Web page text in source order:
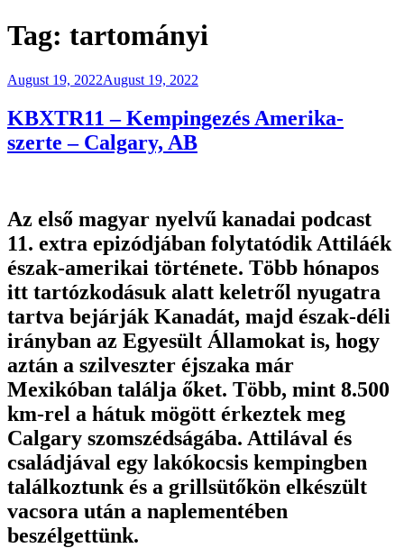
Tag: tartományi
Posted
August 19, 2022August 19, 2022
KBXTR11 – Kempingezés Amerika-
szerte – Calgary, AB
Az első magyar nyelvű kanadai podcast
11. extra epizódjában folytatódik Attiláék
észak-amerikai története. Több hónapos
itt tartózkodásuk alatt keletről nyugatra
tartva bejárják Kanadát, majd észak-déli
irányban az Egyesült Államokat is, hogy
aztán a szilveszter éjszaka már
Mexikóban találja őket. Több, mint 8.500
km-rel a hátuk mögött érkeztek meg
Calgary szomszédságába. Attilával és
családjával egy lakókocsis kempingben
találkoztunk és a grillsütőkön elkészült
vacsora után a naplementében
beszélgettünk.